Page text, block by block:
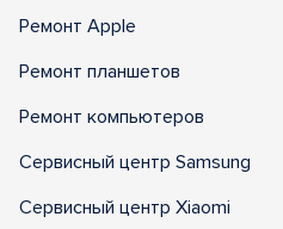
Ремонт Apple
Ремонт планшетов
Ремонт компьютеров
Сервисный центр Samsung
Сервисный центр Xiaomi